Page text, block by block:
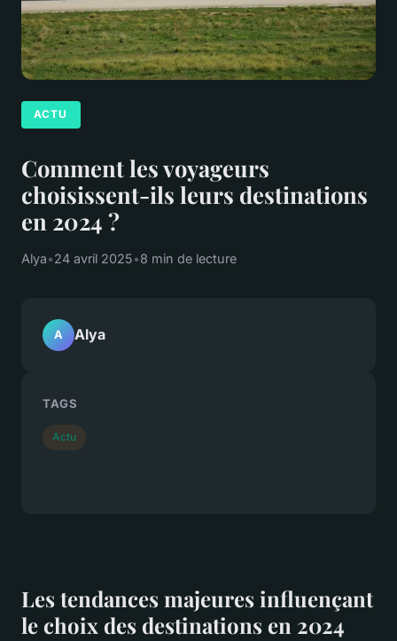
ACTU
Comment les voyageurs
choisissent-ils leurs destinations
en 2024 ?
Alya•24 avril 2025•8 min de lecture
Les tendances majeures influençant
le choix des destinations en 2024
A Alya
TAGS
Actu